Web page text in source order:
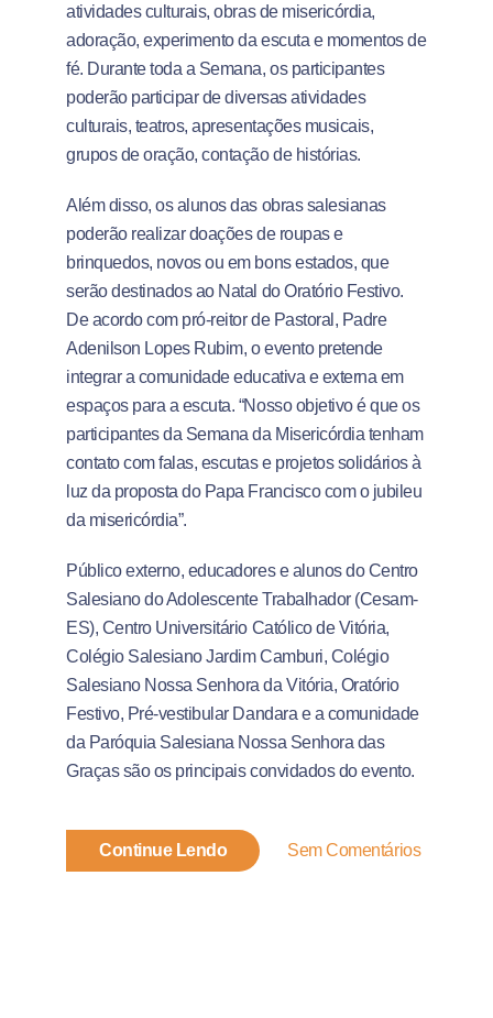
atividades culturais, obras de misericórdia,
adoração, experimento da escuta e momentos de
fé. Durante toda a Semana, os participantes
poderão participar de diversas atividades
culturais, teatros, apresentações musicais,
grupos de oração, contação de histórias.
Além disso, os alunos das obras salesianas
poderão realizar doações de roupas e
brinquedos, novos ou em bons estados, que
serão destinados ao Natal do Oratório Festivo.
De acordo com pró-reitor de Pastoral, Padre
Adenilson Lopes Rubim, o evento pretende
integrar a comunidade educativa e externa em
espaços para a escuta. “Nosso objetivo é que os
participantes da Semana da Misericórdia tenham
contato com falas, escutas e projetos solidários à
luz da proposta do Papa Francisco com o jubileu
da misericórdia”.
Público externo, educadores e alunos do Centro
Salesiano do Adolescente Trabalhador (Cesam-
ES), Centro Universitário Católico de Vitória,
Colégio Salesiano Jardim Camburi, Colégio
Salesiano Nossa Senhora da Vitória, Oratório
Festivo, Pré-vestibular Dandara e a comunidade
da Paróquia Salesiana Nossa Senhora das
Graças são os principais convidados do evento.
Continue Lendo Sem Comentários